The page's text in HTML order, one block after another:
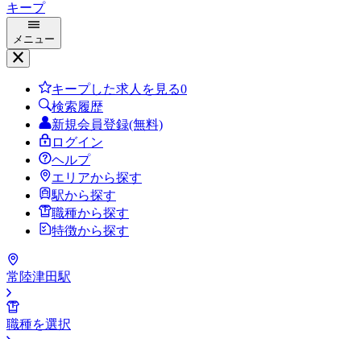
キープ
メニュー
キープした求人を見る0
検索履歴
新規会員登録(無料)
ログイン
ヘルプ
エリアから探す
駅から探す
職種から探す
特徴から探す
常陸津田駅
職種を選択